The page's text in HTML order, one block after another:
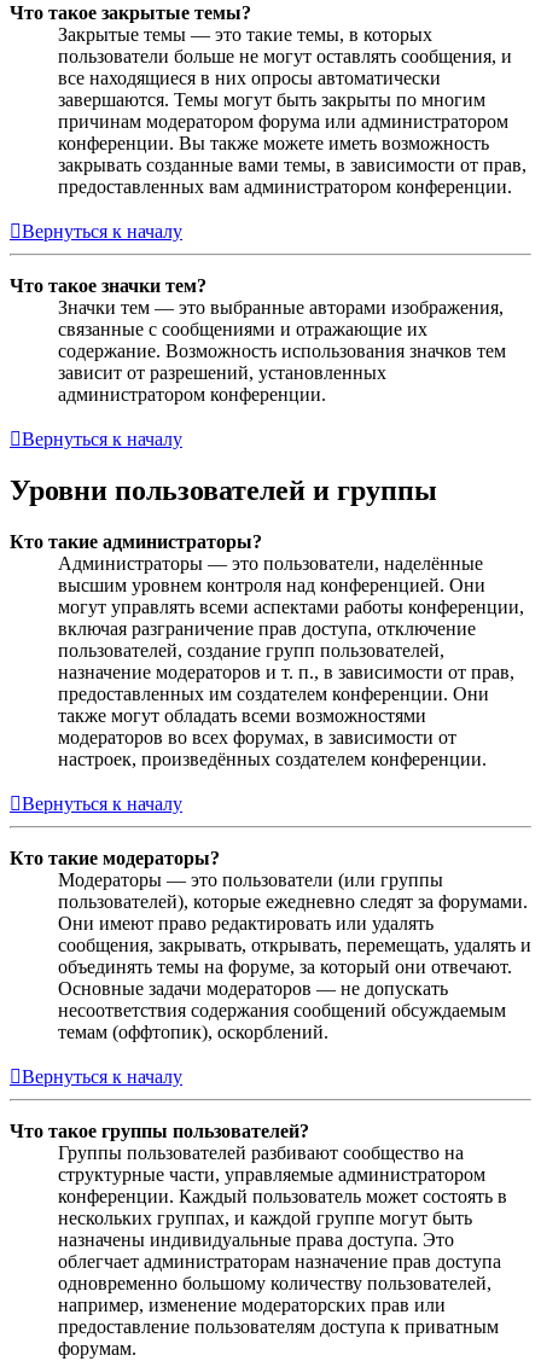
Что такое закрытые темы?
Закрытые темы — это такие темы, в которых
пользователи больше не могут оставлять сообщения, и
все находящиеся в них опросы автоматически
завершаются. Темы могут быть закрыты по многим
причинам модератором форума или администратором
конференции. Вы также можете иметь возможность
закрывать созданные вами темы, в зависимости от прав,
предоставленных вам администратором конференции.
Вернуться к началу
Что такое значки тем?
Значки тем — это выбранные авторами изображения,
связанные с сообщениями и отражающие их
содержание. Возможность использования значков тем
зависит от разрешений, установленных
администратором конференции.
Вернуться к началу
Уровни пользователей и группы
Кто такие администраторы?
Администраторы — это пользователи, наделённые
высшим уровнем контроля над конференцией. Они
могут управлять всеми аспектами работы конференции,
включая разграничение прав доступа, отключение
пользователей, создание групп пользователей,
назначение модераторов и т. п., в зависимости от прав,
предоставленных им создателем конференции. Они
также могут обладать всеми возможностями
модераторов во всех форумах, в зависимости от
настроек, произведённых создателем конференции.
Вернуться к началу
Кто такие модераторы?
Модераторы — это пользователи (или группы
пользователей), которые ежедневно следят за форумами.
Они имеют право редактировать или удалять
сообщения, закрывать, открывать, перемещать, удалять и
объединять темы на форуме, за который они отвечают.
Основные задачи модераторов — не допускать
несоответствия содержания сообщений обсуждаемым
темам (оффтопик), оскорблений.
Вернуться к началу
Что такое группы пользователей?
Группы пользователей разбивают сообщество на
структурные части, управляемые администратором
конференции. Каждый пользователь может состоять в
нескольких группах, и каждой группе могут быть
назначены индивидуальные права доступа. Это
облегчает администраторам назначение прав доступа
одновременно большому количеству пользователей,
например, изменение модераторских прав или
предоставление пользователям доступа к приватным
форумам.